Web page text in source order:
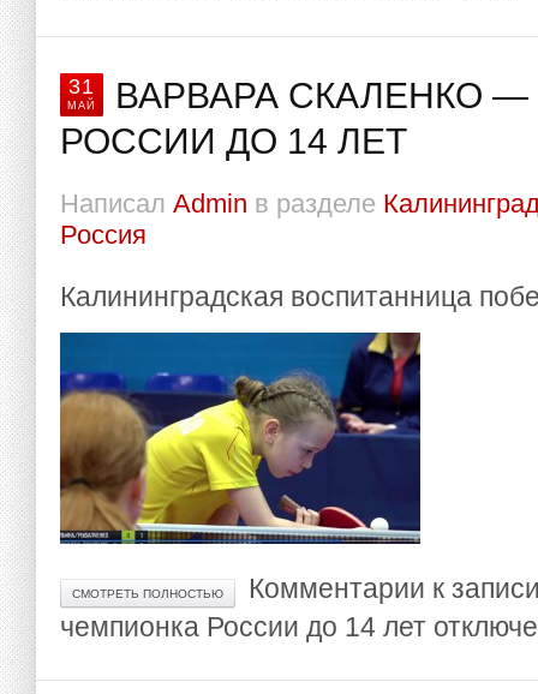
31
МАЙ
ВАРВАРА СКАЛЕНКО
РОССИИ ДО 14 ЛЕТ
Написал Admin в разделе
Россия
Калининградская воспитанница
СМОТРЕТЬ ПОЛНОСТЬЮ Комментарии к
чемпионка России до 14 лет